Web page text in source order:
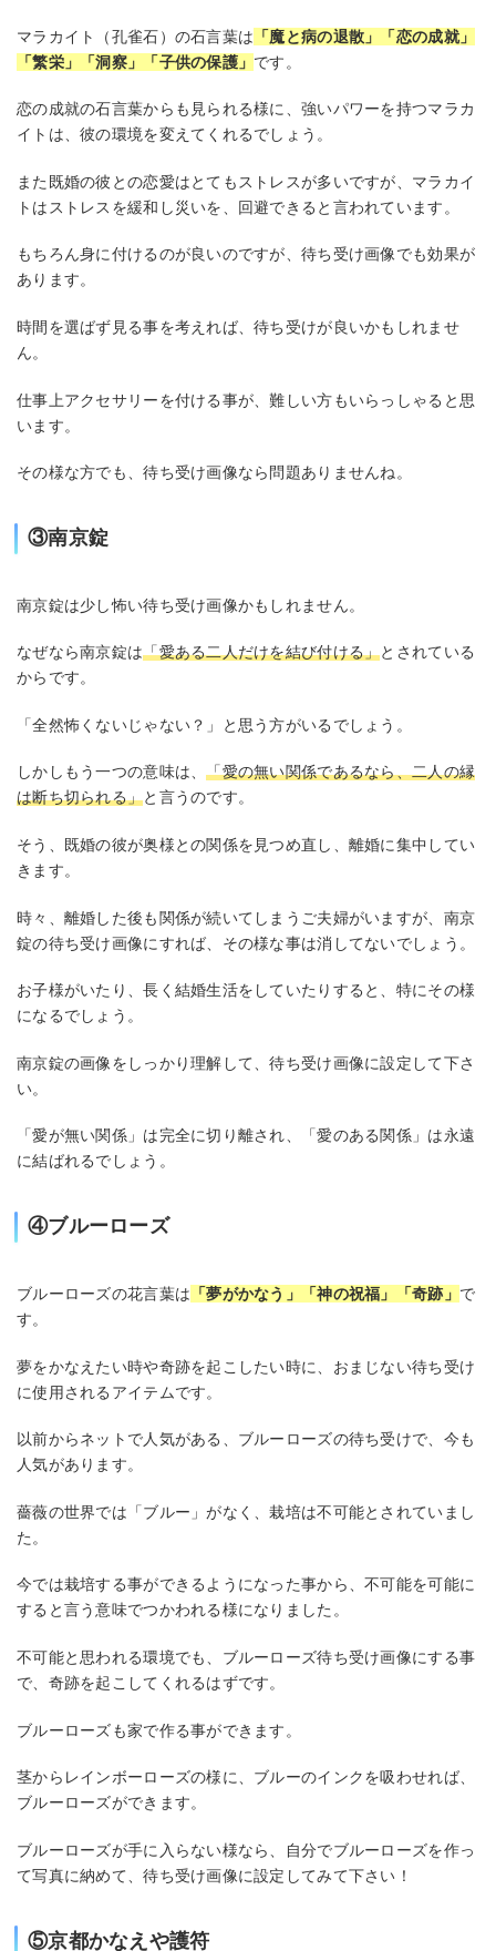
マラカイト（孔雀石）の石言葉は 「魔と病の退散」「恋の成就」
「繁栄」「洞察」「子供の保護」 です。
恋の成就の石言葉からも見られる様に、強いパワーを持つマラカ
イトは、彼の環境を変えてくれるでしょう。
また既婚の彼との恋愛はとてもストレスが多いですが、マラカイ
トはストレスを緩和し災いを、回避できると言われています。
もちろん身に付けるのが良いのですが、待ち受け画像でも効果が
あります。
時間を選ばず見る事を考えれば、待ち受けが良いかもしれませ
ん。
仕事上アクセサリーを付ける事が、難しい方もいらっしゃると思
います。
その様な方でも、待ち受け画像なら問題ありませんね。
③南京錠
南京錠は少し怖い待ち受け画像かもしれません。
なぜなら南京錠は「愛ある二人だけを結び付ける」とされている
からです。
「全然怖くないじゃない？」と思う方がいるでしょう。
しかしもう一つの意味は、「愛の無い関係であるなら、二人の縁
は断ち切られる」と言うのです。
そう、既婚の彼が奥様との関係を見つめ直し、離婚に集中してい
きます。
時々、離婚した後も関係が続いてしまうご夫婦がいますが、南京
錠の待ち受け画像にすれば、その様な事は消してないでしょう。
お子様がいたり、長く結婚生活をしていたりすると、特にその様
になるでしょう。
南京錠の画像をしっかり理解して、待ち受け画像に設定して下さ
い。
「愛が無い関係」は完全に切り離され、「愛のある関係」は永遠
に結ばれるでしょう。
④ブルーローズ
ブルーローズの花言葉は 「夢がかなう」「神の祝福」「奇跡」 で
す。
夢をかなえたい時や奇跡を起こしたい時に、おまじない待ち受け
に使用されるアイテムです。
以前からネットで人気がある、ブルーローズの待ち受けで、今も
人気があります。
薔薇の世界では「ブルー」がなく、栽培は不可能とされていまし
た。
今では栽培する事ができるようになった事から、不可能を可能に
すると言う意味でつかわれる様になりました。
不可能と思われる環境でも、ブルーローズ待ち受け画像にする事
で、奇跡を起こしてくれるはずです。
ブルーローズも家で作る事ができます。
茎からレインボーローズの様に、ブルーのインクを吸わせれば、
ブルーローズができます。
ブルーローズが手に入らない様なら、自分でブルーローズを作っ
て写真に納めて、待ち受け画像に設定してみて下さい！
⑤京都かなえや護符